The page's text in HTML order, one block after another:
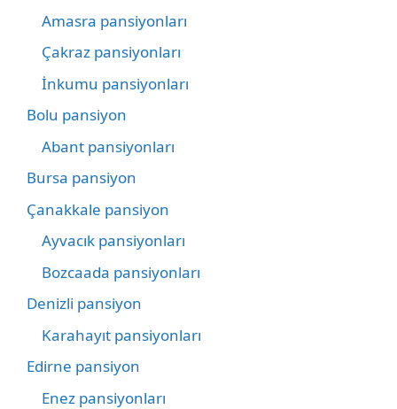
Amasra pansiyonları
Çakraz pansiyonları
İnkumu pansiyonları
Bolu pansiyon
Abant pansiyonları
Bursa pansiyon
Çanakkale pansiyon
Ayvacık pansiyonları
Bozcaada pansiyonları
Denizli pansiyon
Karahayıt pansiyonları
Edirne pansiyon
Enez pansiyonları